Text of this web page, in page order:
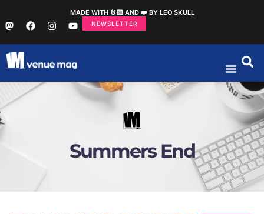
MADE WITH 🤘🏻 AND ❤️ BY LEO SKULL
NEWSLETTER
Summers End